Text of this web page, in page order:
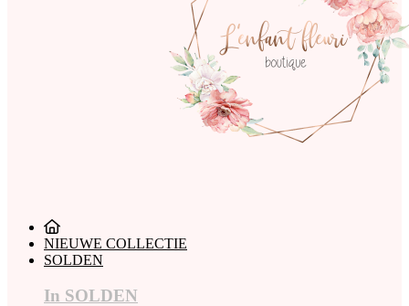
NIEUWE COLLECTIE
SOLDEN
In SOLDEN